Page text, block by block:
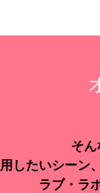
そん
したいシーン
ラブ・ラ